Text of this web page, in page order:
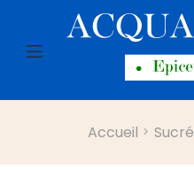
Menu
Accueil Sucré